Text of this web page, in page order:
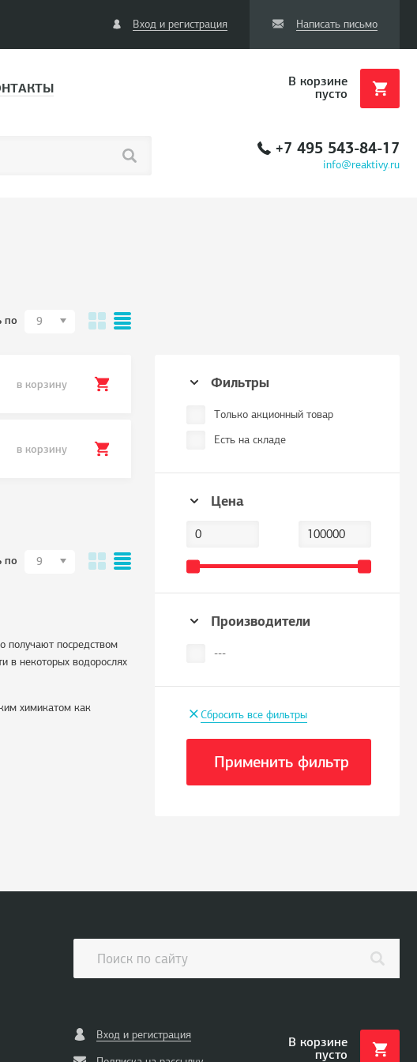
Написать письмо
Вход и регистрация
В корзине
пусто
+7 495 543-84-17
info@reaktivy.ru
по 9
в корзину
в корзину
по 9
получают посредством
в некоторых водорослях
химикатом как
Фильтры
Только акционный товар
Есть на складе
Цена
Производители
---
+Сбросить все фильтры
Применить фильтр
Вход и регистрация
В корзине
пусто